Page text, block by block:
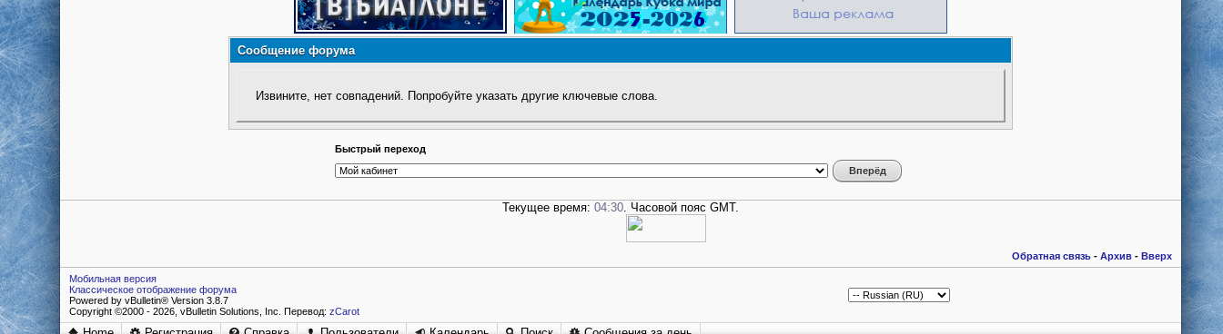
Сообщение форума
Извините, нет совпадений. Попробуйте указать другие ключевые слова.
Быстрый переход
Текущее время: 04:30. Часовой пояс GMT.
Обратная связь - Архив - Вверх
Мобильная версия
Классическое отображение форума
Powered by vBulletin® Version 3.8.7
Copyright ©2000 - 2026, vBulletin Solutions, Inc. Перевод: zCarot